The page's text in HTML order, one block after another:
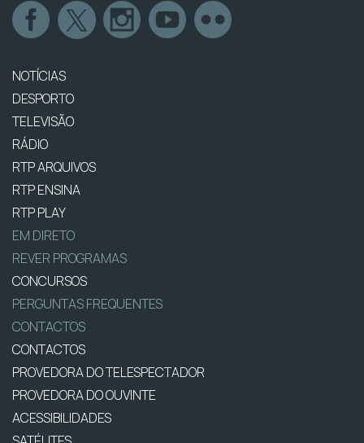
NOTÍCIAS
DESPORTO
TELEVISÃO
RÁDIO
RTP ARQUIVOS
RTP ENSINA
RTP PLAY
EM DIRETO
REVER PROGRAMAS
CONCURSOS
PERGUNTAS FREQUENTES
CONTACTOS
CONTACTOS
PROVEDORA DO TELESPECTADOR
PROVEDORA DO OUVINTE
ACESSIBILIDADES